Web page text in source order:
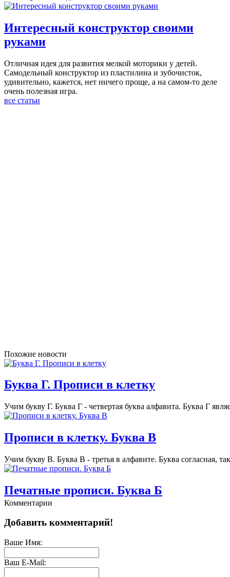
Интересный конструктор своими
руками
Отличная идея для развития мелкой моторики у детей.
Самодельный конструктор из пластилина и зубочисток,
удивительно, кажется, нет ничего проще, а на самом-то деле
очень полезная игра.
все статьи
Похожие новости
Буква Г. Прописи в клетку
Учим букву Г. Буква Г - четвертая буква алфавита. Буква Г
Прописи в клетку. Буква В
Учим букву В. Буква В - третья в алфавите. Буква согласная,
Печатные прописи. Буква Б
Печатные прописи. Буква А
Учим букву А. Пусть ребенок произнесет звук а-а-а-а. Затем
Комментарии
Добавить комментарий!
Ваше Имя:
Ваш E-Mail: